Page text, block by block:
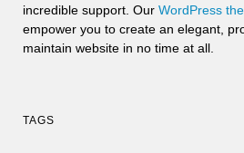
incredible support. Our WordPress
empower you to create an elegant,
maintain website in no time at all.
TAGS